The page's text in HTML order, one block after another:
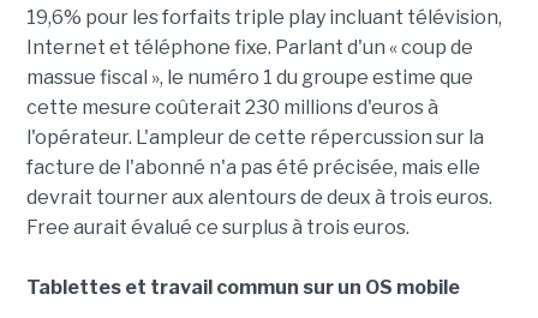
19,6% pour les forfaits triple play incluant télévision,
Internet et téléphone fixe. Parlant d'un « coup de
massue fiscal », le numéro 1 du groupe estime que
cette mesure coûterait 230 millions d'euros à
l'opérateur. L'ampleur de cette répercussion sur la
facture de l'abonné n'a pas été précisée, mais elle
devrait tourner aux alentours de deux à trois euros.
Free aurait évalué ce surplus à trois euros.
Tablettes et travail commun sur un OS mobile